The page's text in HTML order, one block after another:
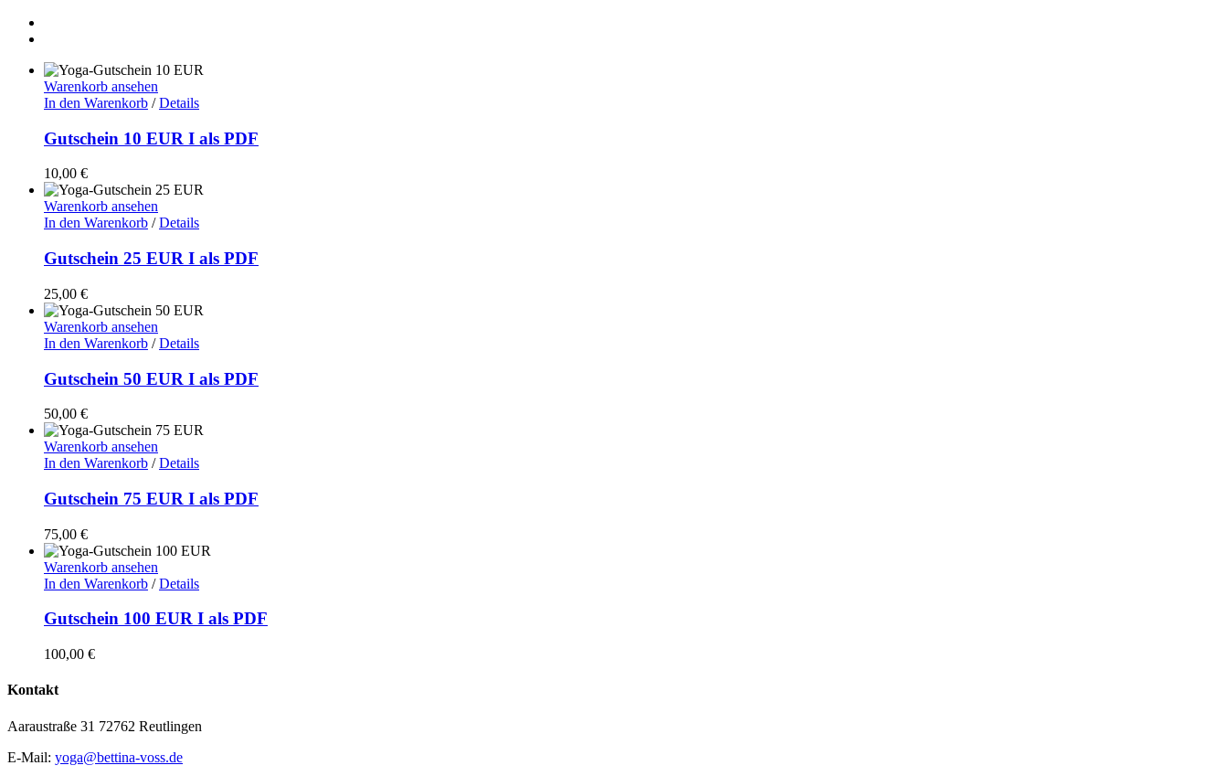
Warenkorb ansehen
In den Warenkorb / Details
Gutschein 10 EUR I als PDF
10,00 €
Warenkorb ansehen
In den Warenkorb / Details
Gutschein 25 EUR I als PDF
25,00 €
Warenkorb ansehen
In den Warenkorb / Details
Gutschein 50 EUR I als PDF
50,00 €
Warenkorb ansehen
In den Warenkorb / Details
Gutschein 75 EUR I als PDF
75,00 €
Warenkorb ansehen
In den Warenkorb / Details
Gutschein 100 EUR I als PDF
100,00 €
Kontakt
Aaraustraße 31 72762 Reutlingen
E-Mail: yoga@bettina-voss.de